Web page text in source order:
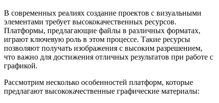
В современных реалиях создание проектов с визуальными
элементами требует высококачественных ресурсов.
Платформы, предлагающие файлы в различных форматах,
играют ключевую роль в этом процессе. Такие ресурсы
позволяют получать изображения с высоким разрешением,
что важно для достижения отличных результатов при работе с
графикой.
Рассмотрим несколько особенностей платформ, которые
предлагают высококачественные графические материалы: